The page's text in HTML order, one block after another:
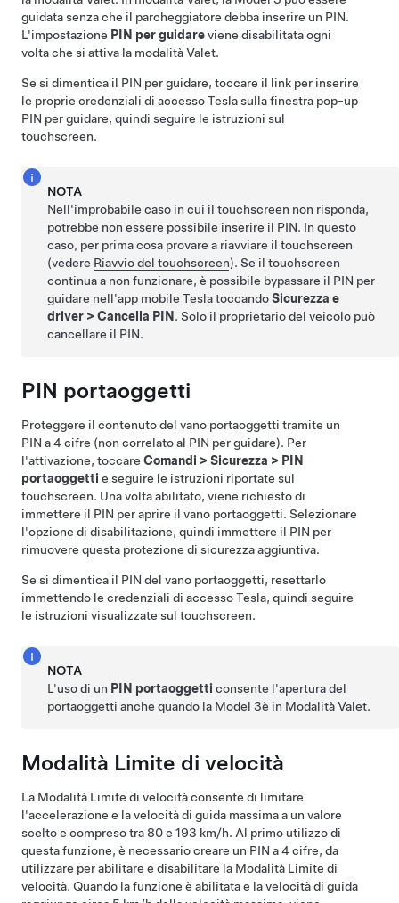
guidata senza che il parcheggiatore debba inserire un PIN.
L'impostazione PIN per guidareviene disabilitata ogni
volta che si attiva la modalità Valet.
Se si dimentica il PIN per guidare, toccare il link per inserire
le proprie credenziali di accesso Tesla sulla finestra pop-up
PIN per guidare, quindi seguire le istruzioni sul
touchscreen.
NOTA
Nell'improbabile caso in cui il touchscreen non risponda,
potrebbe non essere possibile inserire il PIN. In questo
caso, per prima cosa provare a riavviare il touchscreen
(vedere Riavvio del touchscreen). Se il touchscreen
continua a non funzionare, è possibile bypassare il PIN per
guidare nell'app mobile Tesla toccandoSicurezza e
driver >Cancella PIN . Solo il proprietario del veicolo può
cancellare il PIN.
PIN portaoggetti
Proteggere il contenuto del vano portaoggetti tramite un
PIN a 4 cifre (non correlato al PIN per guidare). Per
l'attivazione, toccare Comandi > Sicurezza > PIN
portaoggetti e seguire le istruzioni riportate sul
touchscreen. Una volta abilitato, viene richiesto di
immettere il PIN per aprire il vano portaoggetti. Selezionare
l'opzione di disabilitazione, quindi immettere il PIN per
rimuovere questa protezione di sicurezza aggiuntiva.
Se si dimentica il PIN del vano portaoggetti, resettarlo
immettendo le credenziali di accesso Tesla, quindi seguire
le istruzioni visualizzate sul touchscreen.
NOTA
L'uso di un PIN portaoggetti consente l'apertura del
portaoggetti anche quando la Model 3è in Modalità Valet.
Modalità Limite di velocità
La Modalità Limite di velocità consente di limitare
l'accelerazione e la velocità di guida massima a un valore
scelto e compreso tra80 e 193 km/h. Al primo utilizzo di
questa funzione, è necessario creare un PIN a 4 cifre, da
utilizzare per abilitare e disabilitare la Modalità Limite di
velocità. Quando la funzione è abilitata e la velocità di guida